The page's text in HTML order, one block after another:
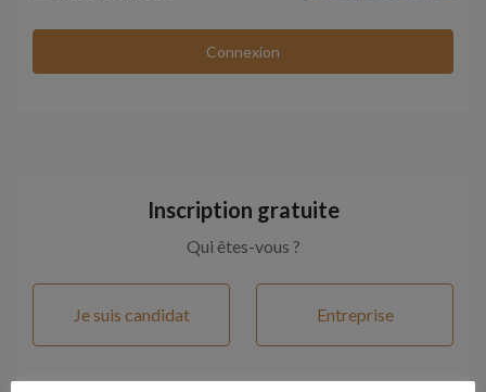
Inscription gratuite
Qui êtes-vous ?
Je suis candidat Entreprise